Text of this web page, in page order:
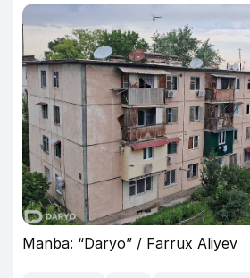
Manba: “Daryo” / Farrux Aliyev